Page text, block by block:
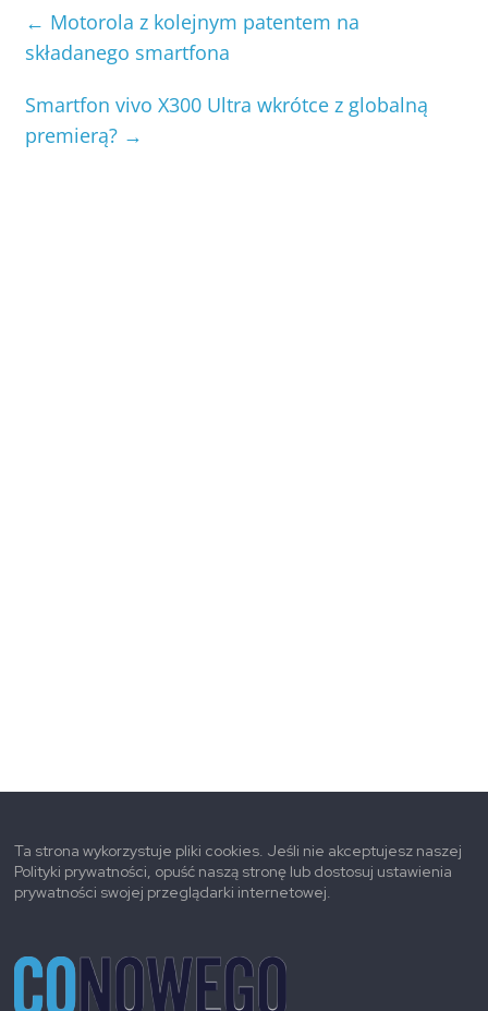
← Motorola z kolejnym patentem na
składanego smartfona
Smartfon vivo X300 Ultra wkrótce z globalną
premierą? →
Ta strona wykorzystuje pliki cookies. Jeśli nie akceptujesz naszej
Polityki prywatności, opuść naszą stronę lub dostosuj ustawienia
prywatności swojej przeglądarki internetowej.